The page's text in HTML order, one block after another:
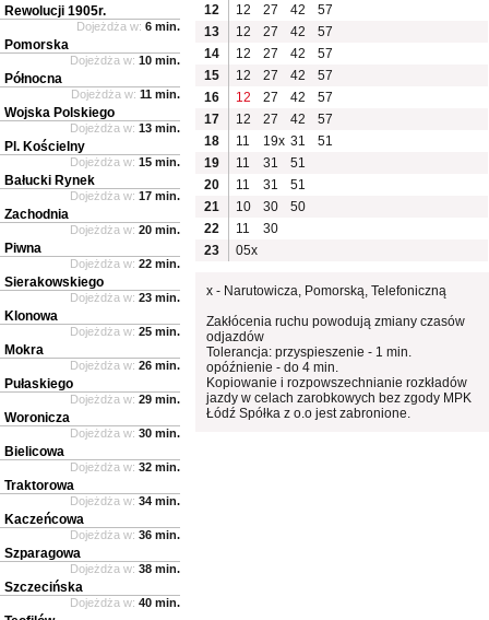
12
12 27 42
57
13
12 27 42
57
14
12 27 42
57
15
12 27 42
57
16
12 27 42
57
17
12 27 42
57
18
11 19x 31
51
19
11 31
51
20
11 31
51
21
10 30
50
22
11
30
23
05x
x - Narutowicza, Pomorską, Telefoniczną
Zakłócenia ruchu powodują zmiany czasów
odjazdów
Tolerancja: przyspieszenie - 1 min.
opóźnienie - do 4 min.
Kopiowanie i rozpowszechnianie rozkładów
jazdy w celach zarobkowych bez zgody MPK
Łódź Spółka z o.o jest zabronione.
Rewolucji 1905r.
Dojeżdża w: 6 min.
Pomorska
Dojeżdża w: 10 min.
Północna
Dojeżdża w: 11 min.
Wojska Polskiego
Dojeżdża w: 13 min.
Pl. Kościelny
Dojeżdża w: 15 min.
Bałucki Rynek
Dojeżdża w: 17 min.
Zachodnia
Dojeżdża w: 20 min.
Piwna
Dojeżdża w: 22 min.
Sierakowskiego
Dojeżdża w: 23 min.
Klonowa
Dojeżdża w: 25 min.
Mokra
Dojeżdża w: 26 min.
Pułaskiego
Dojeżdża w: 29 min.
Woronicza
Dojeżdża w: 30 min.
Bielicowa
Dojeżdża w: 32 min.
Traktorowa
Dojeżdża w: 34 min.
Kaczeńcowa
Dojeżdża w: 36 min.
Szparagowa
Dojeżdża w: 38 min.
Szczecińska
Dojeżdża w: 40 min.